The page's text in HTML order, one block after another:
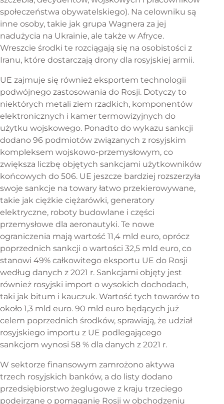
społeczeństwa obywatelskiego). Na celowniku są
inne osoby, takie jak grupa Wagnera za jej
nadużycia na Ukrainie, ale także w Afryce.
Wreszcie środki te rozciągają się na osobistości z
Iranu, które dostarczają drony dla rosyjskiej armii.
UE zajmuje się również eksportem technologii
podwójnego zastosowania do Rosji. Dotyczy to
niektórych metali ziem rzadkich, komponentów
elektronicznych i kamer termowizyjnych do
użytku wojskowego. Ponadto do wykazu sankcji
dodano 96 podmiotów związanych z rosyjskim
kompleksem wojskowo-przemysłowym, co
zwiększa liczbę objętych sankcjami użytkowników
końcowych do 506. UE jeszcze bardziej rozszerzyła
swoje sankcje na towary łatwo przekierowywane,
takie jak ciężkie ciężarówki, generatory
elektryczne, roboty budowlane i części
przemysłowe dla aeronautyki. Te nowe
ograniczenia mają wartość 11,4 mld euro, oprócz
poprzednich sankcji o wartości 32,5 mld euro, co
stanowi 49% całkowitego eksportu UE do Rosji
według danych z 2021 r. Sankcjami objęty jest
również rosyjski import o wysokich dochodach,
taki jak bitum i kauczuk. Wartość tych towarów to
około 1,3 mld euro. 90 mld euro będących już
celem poprzednich środków, sprawiają, że udział
rosyjskiego importu z UE podlegającego
sankcjom wynosi 58 % dla danych z 2021 r.
W sektorze finansowym zamrożono aktywa
trzech rosyjskich banków, a do listy dodano
przedsiębiorstwo żeglugowe z kraju trzeciego
podejrzane o pomaganie Rosji w obchodzeniu